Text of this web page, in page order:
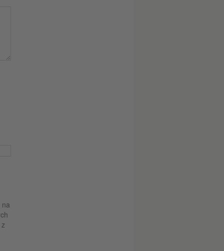
na